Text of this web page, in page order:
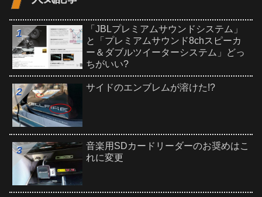
「JBLプレミアムサウンドシステム」
と「プレミアムサウンド8chスピーカ
ー＆ダブルツイーターシステム」どっ
ちがいい?
サイドのエンブレムが溶けた!?
音楽用SDカードリーダーのお奨めはこ
れに変更